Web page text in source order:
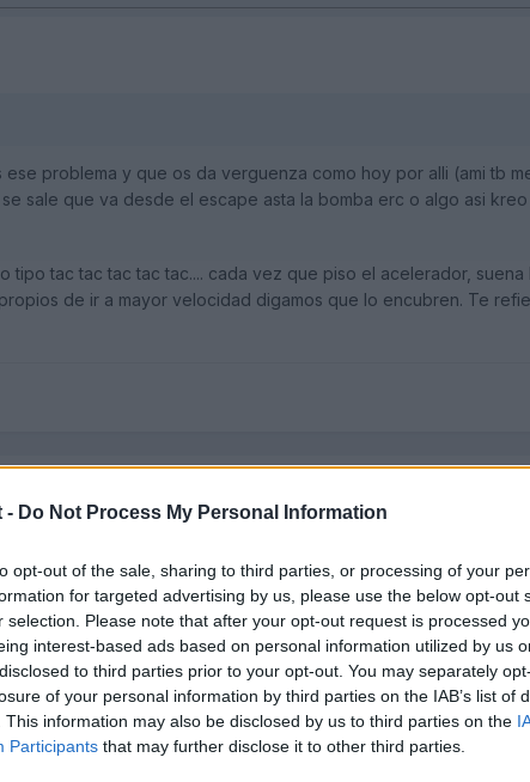
- Do Not Process My Personal Information
opt-out of the sale, sharing to third parties, or processing of your
for targeted advertising by us, please use the below opt-out
selection. Please note that after your opt-out request is processed
interest-based ads based on personal information utilized by us
to third parties prior to your opt-out. You may separately
of your personal information by third parties on the IAB’s list of
This information may also be disclosed by us to third parties on the
Participants that may further disclose it to other third parties.
problema y que os da verguenza como hoy por alli (ami tb
sale que va desde el escape asta la bomba erc o algo asi
tipo tac tac tac tac tac.... cada vez que piso el acelerador,
de ir a mayor velocidad digamos que lo encubren. Te
hablando delmismo grilleo pero de todas formas te
toy loco, es un grilleo q hace a mu bajas vueltas y q se hace
1.500 y 2000 aprox.)